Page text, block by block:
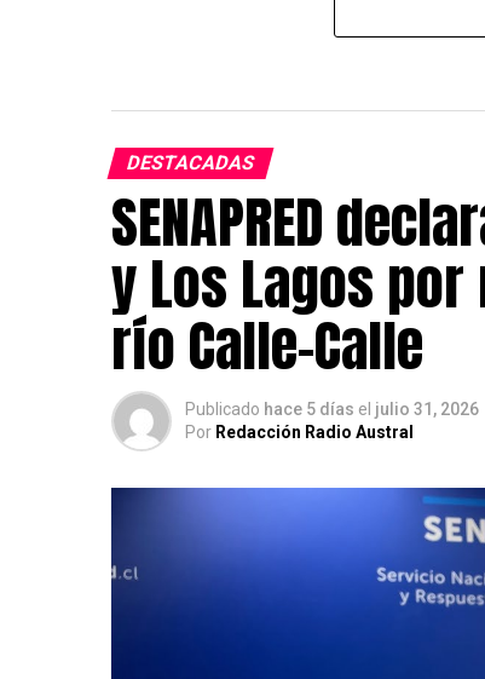
DESTACADAS
SENAPRED
y Los Lagos
río Calle-Calle
Publicado hace 5 días el julio 31, 2026
Por Redacción Radio Austral